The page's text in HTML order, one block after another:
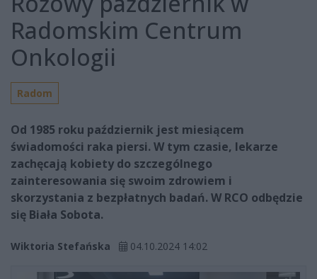
Radomskim Centrum
Onkologii
Radom
Od 1985 roku październik jest miesiącem
świadomości raka piersi. W tym czasie, lekarze
zachęcają kobiety do szczególnego
zainteresowania się swoim zdrowiem i
skorzystania z bezpłatnych badań. W RCO odbędzie
się Biała Sobota.
Wiktoria Stefańska 04.10.2024 14:02